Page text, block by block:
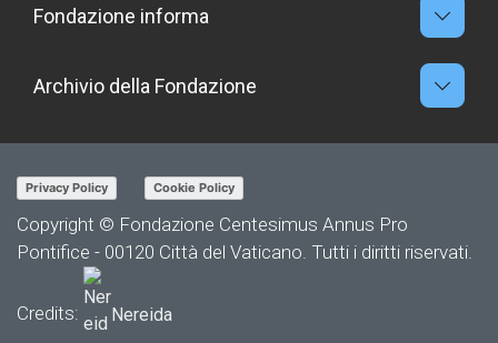
Fondazione informa
Archivio della Fondazione
Privacy Policy Cookie Policy
Copyright © Fondazione Centesimus Annus Pro
Pontifice - 00120 Città del Vaticano. Tutti i diritti riservati.
Credits: Nereida